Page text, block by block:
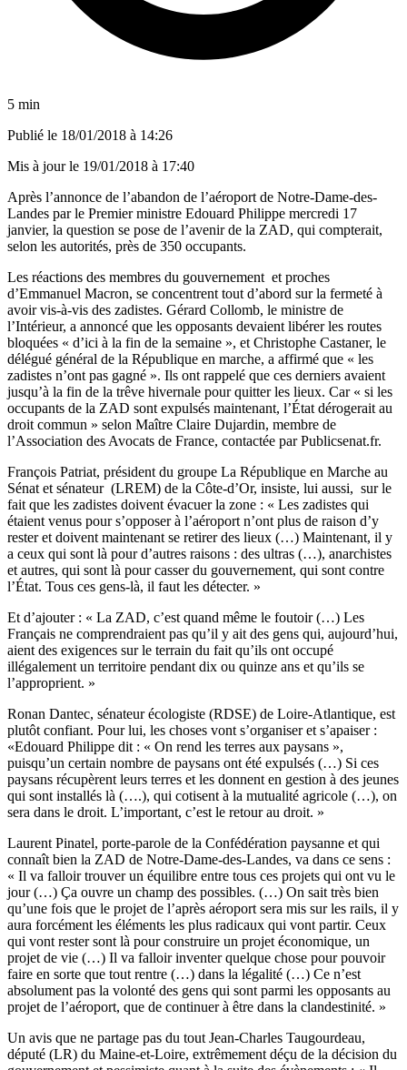
5 min
Publié le 18/01/2018 à 14:26
Mis à jour le 19/01/2018 à 17:40
Après l’annonce de l’abandon de l’aéroport de Notre-Dame-des-
Landes par le Premier ministre Edouard Philippe mercredi 17
janvier, la question se pose de l’avenir de la ZAD, qui compterait,
selon les autorités, près de 350 occupants.
Les réactions des membres du gouvernement et proches
d’Emmanuel Macron, se concentrent tout d’abord sur la fermeté à
avoir vis-à-vis des zadistes. Gérard Collomb, le ministre de
l’Intérieur, a annoncé que les opposants devaient libérer les routes
bloquées « d’ici à la fin de la semaine », et Christophe Castaner, le
délégué général de la République en marche, a affirmé que « les
zadistes n’ont pas gagné ». Ils ont rappelé que ces derniers avaient
jusqu’à la fin de la trêve hivernale pour quitter les lieux. Car « si les
occupants de la ZAD sont expulsés maintenant, l’État dérogerait au
droit commun » selon Maître Claire Dujardin, membre de
l’Association des Avocats de France, contactée par Publicsenat.fr.
François Patriat, président du groupe La République en Marche au
Sénat et sénateur (LREM) de la Côte-d’Or, insiste, lui aussi, sur le
fait que les zadistes doivent évacuer la zone : « Les zadistes qui
étaient venus pour s’opposer à l’aéroport n’ont plus de raison d’y
rester et doivent maintenant se retirer des lieux (…) Maintenant, il y
a ceux qui sont là pour d’autres raisons : des ultras (…), anarchistes
et autres, qui sont là pour casser du gouvernement, qui sont contre
l’État. Tous ces gens-là, il faut les détecter. »
Et d’ajouter : « La ZAD, c’est quand même le foutoir (…) Les
Français ne comprendraient pas qu’il y ait des gens qui, aujourd’hui,
aient des exigences sur le terrain du fait qu’ils ont occupé
illégalement un territoire pendant dix ou quinze ans et qu’ils se
l’approprient. »
Ronan Dantec, sénateur écologiste (RDSE) de Loire-Atlantique, est
plutôt confiant. Pour lui, les choses vont s’organiser et s’apaiser :
«Edouard Philippe dit : « On rend les terres aux paysans »,
puisqu’un certain nombre de paysans ont été expulsés (…) Si ces
paysans récupèrent leurs terres et les donnent en gestion à des jeunes
qui sont installés là (….), qui cotisent à la mutualité agricole (…), on
sera dans le droit. L’important, c’est le retour au droit. »
Laurent Pinatel, porte-parole de la Confédération paysanne et qui
connaît bien la ZAD de Notre-Dame-des-Landes, va dans ce sens :
« Il va falloir trouver un équilibre entre tous ces projets qui ont vu le
jour (…) Ça ouvre un champ des possibles. (…) On sait très bien
qu’une fois que le projet de l’après aéroport sera mis sur les rails, il y
aura forcément les éléments les plus radicaux qui vont partir. Ceux
qui vont rester sont là pour construire un projet économique, un
projet de vie (…) Il va falloir inventer quelque chose pour pouvoir
faire en sorte que tout rentre (…) dans la légalité (…) Ce n’est
absolument pas la volonté des gens qui sont parmi les opposants au
projet de l’aéroport, que de continuer à être dans la clandestinité. »
Un avis que ne partage pas du tout Jean-Charles Taugourdeau,
député (LR) du Maine-et-Loire, extrêmement déçu de la décision du